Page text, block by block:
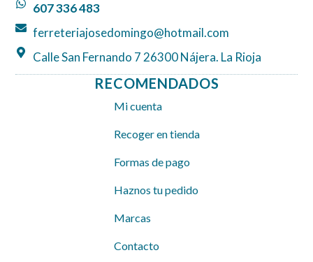
607 336 483
ferreteriajosedomingo@hotmail.com
Calle San Fernando 7 26300 Nájera. La Rioja
RECOMENDADOS
Mi cuenta
Recoger en tienda
Formas de pago
Haznos tu pedido
Marcas
Contacto